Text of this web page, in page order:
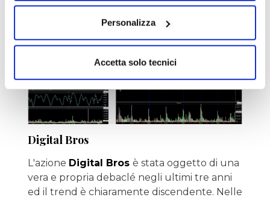
Personalizza
Accetta solo tecnici
Digital Bros
L'azione Digital Bros è stata oggetto di una
vera e propria debaclé negli ultimi tre anni
ed il trend è chiaramente discendente. Nelle